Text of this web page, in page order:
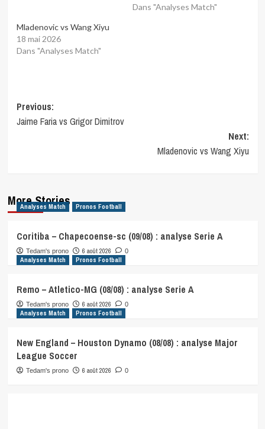
Dans "Analyses Match"
Mladenovic vs Wang Xiyu
18 mai 2026
Dans "Analyses Match"
Post
navigation
Previous:
Jaime Faria vs Grigor Dimitrov
Next:
Mladenovic vs Wang Xiyu
More Stories
Analyses Match Pronos Football
Coritiba – Chapecoense-sc (09/08) : analyse Serie A
Tedam's prono 6 août 2026 0
Analyses Match Pronos Football
Remo – Atletico-MG (08/08) : analyse Serie A
Tedam's prono 6 août 2026 0
Analyses Match Pronos Football
New England – Houston Dynamo (08/08) : analyse Major
League Soccer
Tedam's prono 6 août 2026 0